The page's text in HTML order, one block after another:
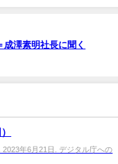
澤素明社長に聞く
年6月21日. デジタル庁への